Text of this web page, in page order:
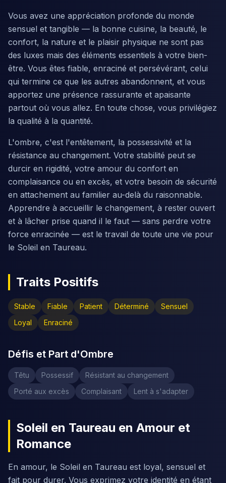
Vous avez une appréciation profonde du monde
sensuel et tangible — la bonne cuisine, la beauté, le
confort, la nature et le plaisir physique ne sont pas
des luxes mais des éléments essentiels à votre bien-
être. Vous êtes fiable, enraciné et persévérant, celui
qui termine ce que les autres abandonnent, et vous
apportez une présence rassurante et apaisante
partout où vous allez. En toute chose, vous privilégiez
la qualité à la quantité.
L'ombre, c'est l'entêtement, la possessivité et la
résistance au changement. Votre stabilité peut se
durcir en rigidité, votre amour du confort en
complaisance ou en excès, et votre besoin de sécurité
en attachement au familier au-delà du raisonnable.
Apprendre à accueillir le changement, à rester ouvert
et à lâcher prise quand il le faut — sans perdre votre
force enracinée — est le travail de toute une vie pour
le Soleil en Taureau.
Traits Positifs
Stable Fiable Patient Déterminé
Sensuel
Loyal
Enraciné
Défis et Part d'Ombre
Têtu Possessif
Résistant au changement
Porté aux excès
Complaisant Lent à s'adapter
Soleil en Taureau en Amour et
Romance
En amour, le Soleil en Taureau est loyal, sensuel et
fait pour durer. Vous exprimez votre identité en étant